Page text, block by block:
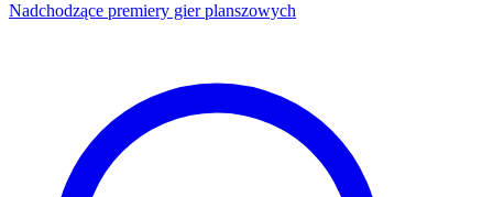
Nadchodzące premiery gier planszowych